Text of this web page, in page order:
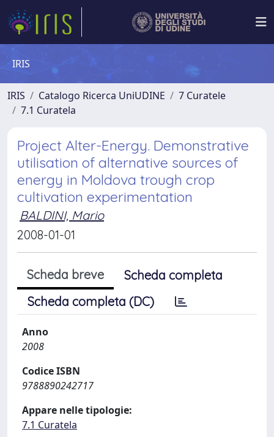
IRIS
IRIS Catalogo Ricerca UniUDINE
7 Curatele
7.1 Curatela
Project Alter-Energy. Demonstrative
utilisation of alternative sources of
energy in Moldova trough crop
cultivation experimentation
BALDINI, Mario
2008-01-01
Scheda breve
Scheda completa
Scheda completa (DC)
Anno
2008
Codice ISBN
9788890242717
Appare nelle tipologie:
7.1 Curatela